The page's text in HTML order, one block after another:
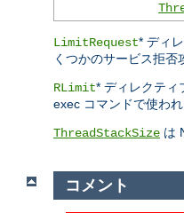
LimitRequest* ディ
くつかのサービス拒否
RLimit* ディレクティ
exec コマンドで使わ
ThreadStackSize は
コメント